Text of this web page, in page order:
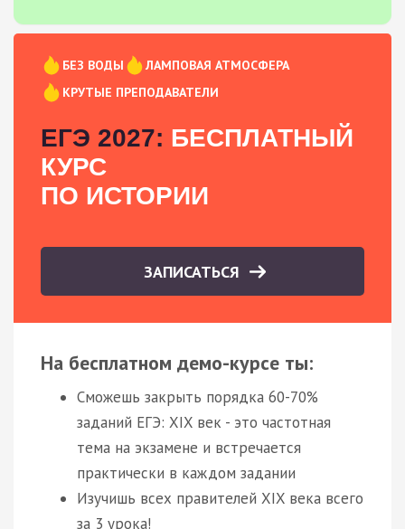
БЕЗ ВОДЫ
ЛАМПОВАЯ АТМОСФЕРА
КРУТЫЕ ПРЕПОДАВАТЕЛИ
ЕГЭ 2027: БЕСПЛАТНЫЙ
КУРС
ПО ИСТОРИИ
ЗАПИСАТЬСЯ
На бесплатном демо-курсе ты:
Сможешь закрыть порядка 60-70%
заданий ЕГЭ: XIX век - это частотная
тема на экзамене и встречается
практически в каждом задании
Изучишь всех правителей XIX века всего
за 3 урока!